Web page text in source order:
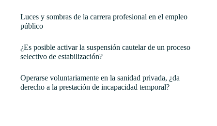
Luces y sombras de la carrera profesional en el empleo
público
¿Es posible activar la suspensión cautelar de un proceso
selectivo de estabilización?
Operarse voluntariamente en la sanidad privada, ¿da
derecho a la prestación de incapacidad temporal?